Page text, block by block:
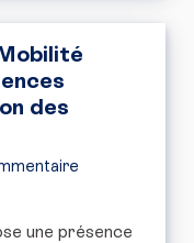
des
une présence